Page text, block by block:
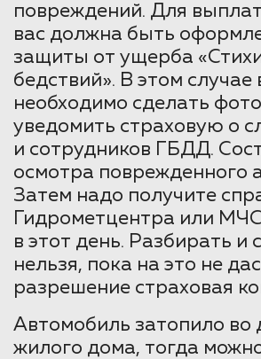
повреждений. Для
вас должна быть
защиты от ущерба
бедствий». В этом случае
необходимо сделать
уведомить страховую о
и сотрудников ГБДД.
осмотра поврежденного
Затем надо получите
Гидрометцентра или
в этот день. Разбирать и
нельзя, пока на это не
разрешение страховая
Автомобиль затопило во
жилого дома, тогда